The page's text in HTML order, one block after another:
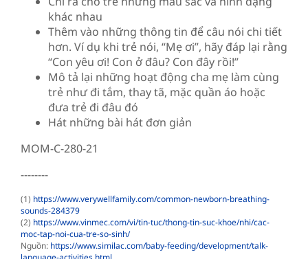
khác nhau
Thêm vào những thông tin để câu nói chi tiết
hơn. Ví dụ khi trẻ nói, “Mẹ ơi”, hãy đáp lại rằng
“Con yêu ơi! Con ở đâu? Con đây rồi!”
Mô tả lại những hoạt động cha mẹ làm cùng
trẻ như đi tắm, thay tã, mặc quần áo hoặc
đưa trẻ đi đâu đó
Hát những bài hát đơn giản
MOM-C-280-21
--------
(1) https://www.verywellfamily.com/common-newborn-breathing-
sounds-284379
(2) https://www.vinmec.com/vi/tin-tuc/thong-tin-suc-khoe/nhi/cac-
moc-tap-noi-cua-tre-so-sinh/
Nguồn: https://www.similac.com/baby-feeding/development/talk-